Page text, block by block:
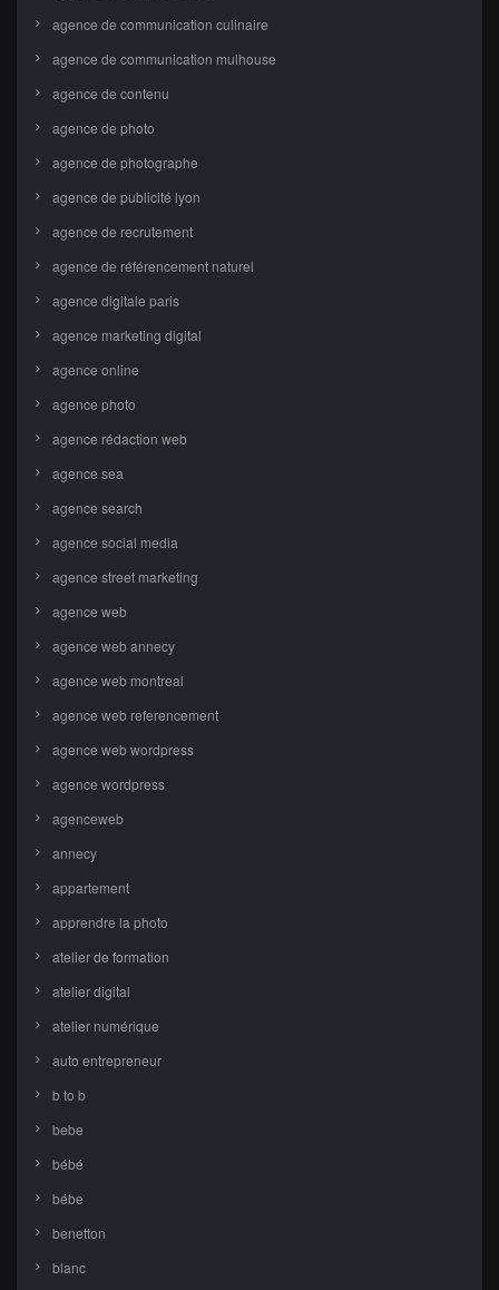
agence de communication culinaire
agence de communication mulhouse
agence de contenu
agence de photo
agence de photographe
agence de publicité lyon
agence de recrutement
agence de référencement naturel
agence digitale paris
agence marketing digital
agence online
agence photo
agence rédaction web
agence sea
agence search
agence social media
agence street marketing
agence web
agence web annecy
agence web montreal
agence web referencement
agence web wordpress
agence wordpress
agenceweb
annecy
appartement
apprendre la photo
atelier de formation
atelier digital
atelier numérique
auto entrepreneur
b to b
bebe
bébé
bébe
benetton
blanc